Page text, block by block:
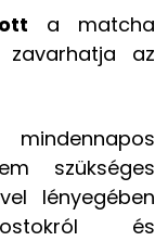
a matcha
az
szükséges
lényegében
rostokról és